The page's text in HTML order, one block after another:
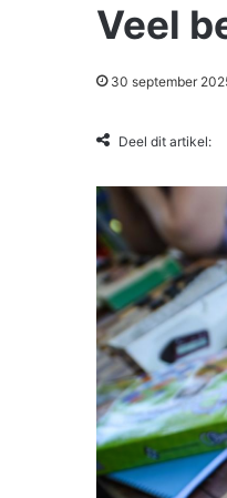
Veel
30 september
Deel dit artikel: